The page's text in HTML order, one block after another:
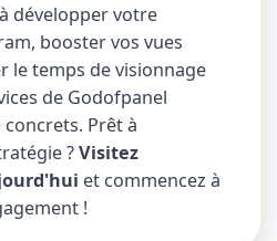
développer votre
booster vos vues
le temps de visionnage
de Godofpanel
Prêt à
?Visitez
et commencez à
!